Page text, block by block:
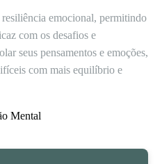
emocional, permitindo
com os desafios e
seus pensamentos e emoções,
com mais equilíbrio e
Mental